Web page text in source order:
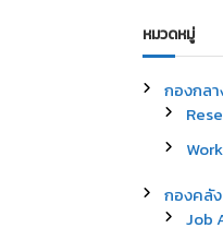
r
c
f
หมวดหมู่
กองกล
กองคลั
Job